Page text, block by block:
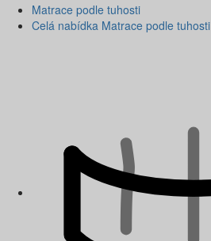
Matrace podle tuhosti
Celá nabídka Matrace podle tuhosti